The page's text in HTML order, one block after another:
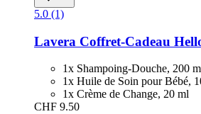
5.0 (1)
Lavera Coffret-​Cadeau
1x Shampoing-Douche, 200
1x Huile de Soin pour Bébé,
1x Crème de Change, 20 ml
CHF 9.50